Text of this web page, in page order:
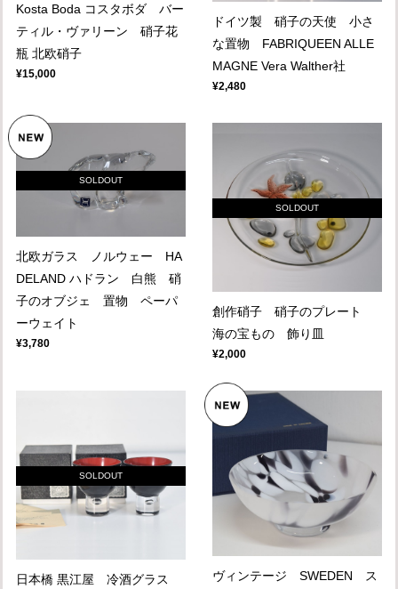
Kosta Boda コスタボダ バー
ティル・ヴァリーン 硝子花
瓶 北欧硝子
¥15,000
ドイツ製 硝子の天使 小さ
な置物 FABRIQUEEN ALLE
MAGNE Vera Walther社
¥2,480
SOLDOUT
北欧ガラス ノルウェー HA
DELAND ハドラン 白熊 硝
子のオブジェ 置物 ペーパ
ーウェイト
¥3,780
SOLDOUT
創作硝子 硝子のプレート
海の宝もの 飾り皿
¥2,000
SOLDOUT
日本橋 黒江屋 冷酒グラス
ヴィンテージ SWEDEN ス